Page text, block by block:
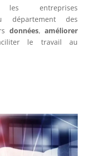
les entreprises
des
données,améliorer
le travail au